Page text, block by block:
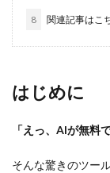
8 関連記事はこ
はじめに
「えっ、AIが無料
そんな驚きのツー